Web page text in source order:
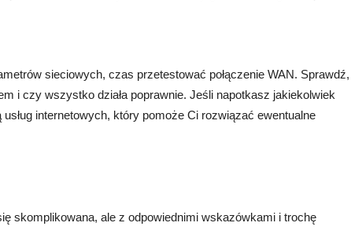
sieciowych, czas przetestować połączenie WAN. Sprawdź,
i czy wszystko działa poprawnie. Jeśli napotkasz jakiekolwiek
internetowych, który pomoże Ci rozwiązać ewentualne
skomplikowana, ale z odpowiednimi wskazówkami i trochę